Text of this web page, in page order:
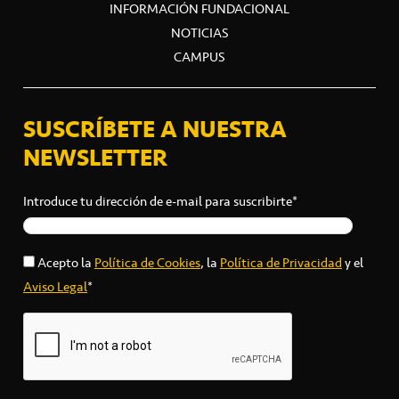
INFORMACIÓN FUNDACIONAL
NOTICIAS
CAMPUS
SUSCRÍBETE A NUESTRA
NEWSLETTER
Introduce tu dirección de e-mail para suscribirte*
Acepto laPolítica de Cookies, laPolítica de Privacidady el
Aviso Legal*